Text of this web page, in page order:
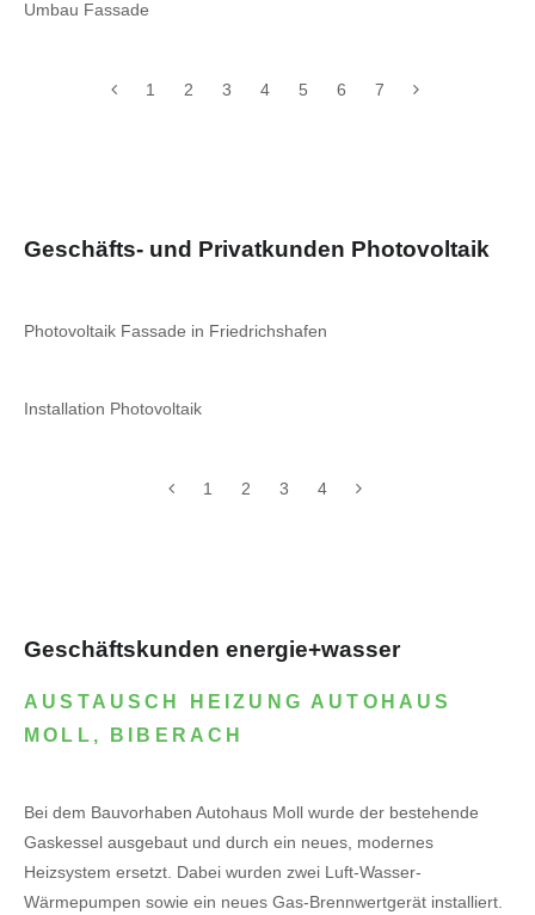
Umbau Fassade
1 2 3 4 5 6 7
Geschäfts- und Privatkunden Photovoltaik
Photovoltaik Fassade in Friedrichshafen
Installation Photovoltaik
1 2 3 4
Geschäftskunden energie+wasser
AUSTAUSCH HEIZUNG AUTOHAUS
MOLL, BIBERACH
Bei dem Bauvorhaben Autohaus Moll wurde der bestehende
Gaskessel ausgebaut und durch ein neues, modernes
Heizsystem ersetzt. Dabei wurden zwei Luft-Wasser-
Wärmepumpen sowie ein neues Gas-Brennwertgerät installiert.